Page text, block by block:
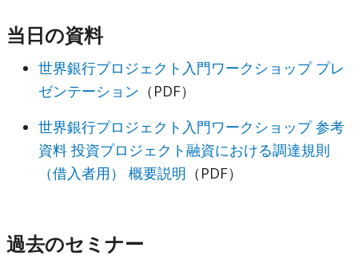
当日の資料
世界銀行プロジェクト入門ワークショップ プレ
ゼンテーション （PDF）
世界銀行プロジェクト入門ワークショップ 参考
資料 投資プロジェクト融資における調達規則
（借入者用） 概要説明 （PDF）
過去のセミナー